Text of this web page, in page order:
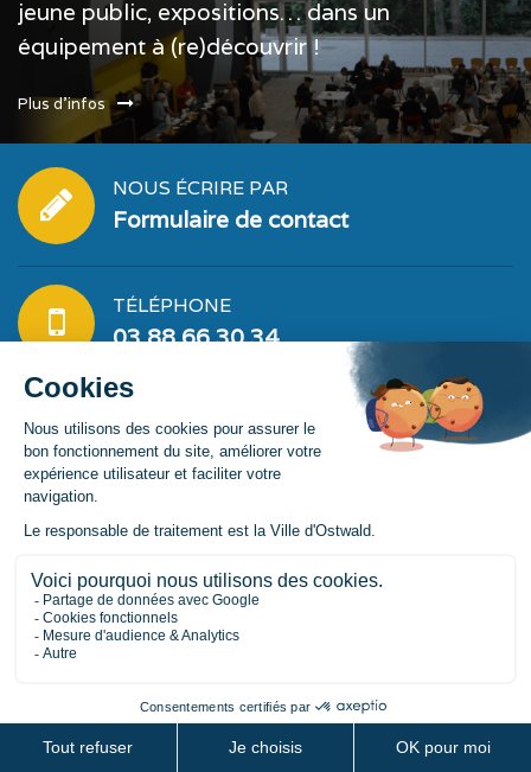
jeune public, expositions… dans un
équipement à (re)découvrir !
Plus d'infos
NOUS ÉCRIRE PAR
Formulaire de contact
TÉLÉPHONE
03 88 66 30 34
COMMENT S'Y RENDRE
Itinéraire
Mairie d'Ostwald
ADRESSE ET ACCÈS
3 Rue Albert Gerig
67540 Ostwald
Arrêt de bus Hôtel de Ville - Ligne 13